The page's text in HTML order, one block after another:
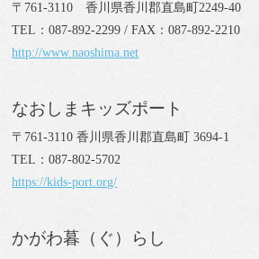
〒761-3110 香川県香川郡直島町2249-40
TEL：087-892-2299 / FAX：087-892-2210
http://www.naoshima.net
なおしまキッズポート
〒761-3110 香川県香川郡直島町 3694-1
TEL：087-802-5702
https://kids-port.org/
かがわ暮（ぐ）らし